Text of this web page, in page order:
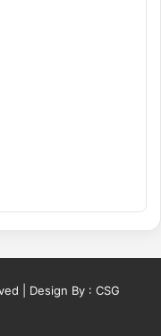
| Design By : CSG